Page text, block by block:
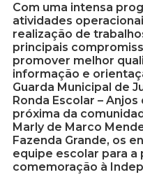
Com uma intensa
atividades
realização de
principais
promover melhor
informação e
Guarda Municipal de
Ronda Escolar –
próxima da
Marly de Marco
Fazenda Grande, os
equipe escolar para
comemoração à